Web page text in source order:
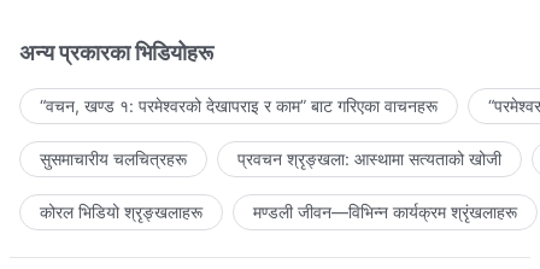
अन्य प्रकारका भिडियोहरू
“वचन, खण्ड १: परमेश्‍वरको देखापराइ र काम” बाट गरिएका वाचनहरू
सुसमाचारीय चलचित्रहरू प्रवचन श्रृङ्खला: आस्थामा सत्यताको खोजी
कोरल भिडियो श्रृङ्खलाहरू मण्डली जीवन—विभिन्‍न कार्यक्रम श्रृंखलाहरू